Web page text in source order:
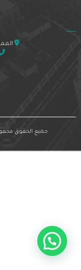
جميع الحقوق